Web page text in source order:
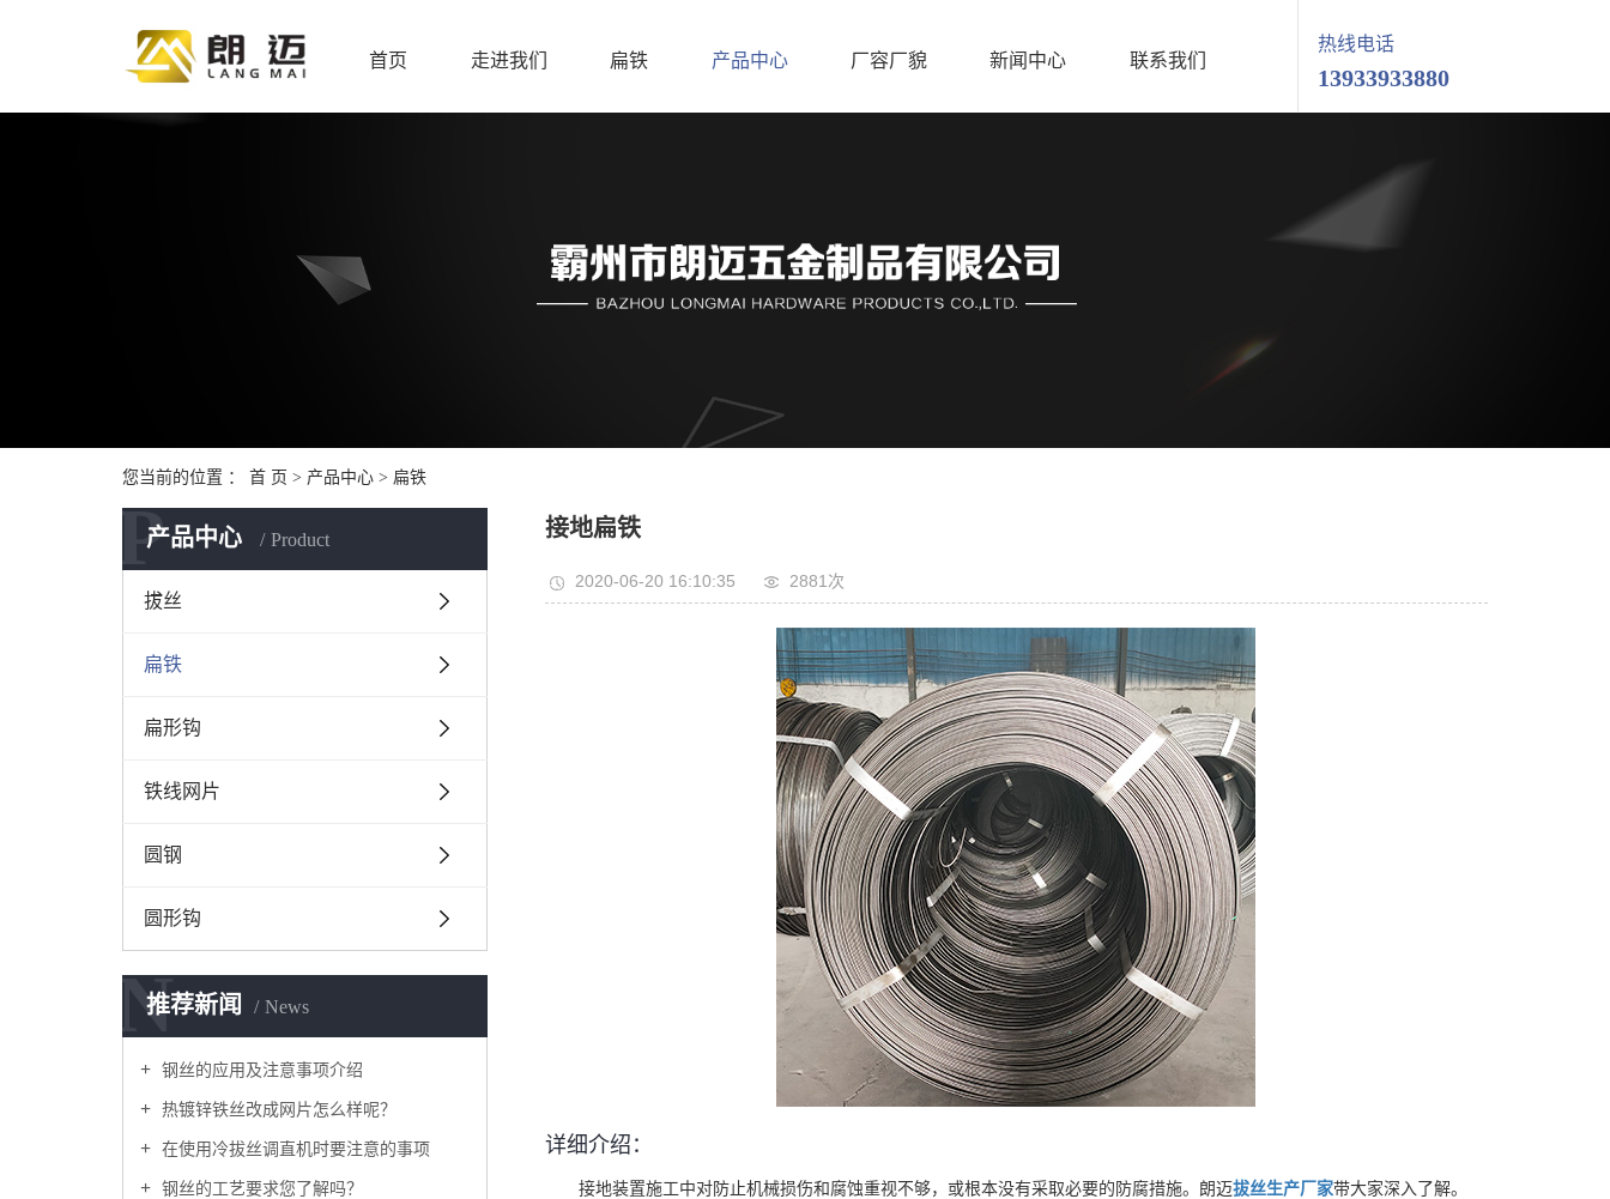
首页 走进我们 扁铁 产品中心 厂容厂貌 新闻中心 联系我们
热线电话
13933933880
您当前的位置 ： 首 页 > 产品中心 > 扁铁
产品中心 Product
P
拔丝
扁铁
扁形钩
铁线网片
圆钢
圆形钩
推荐新闻 News
N
钢丝的应用及注意事项介绍
热镀锌铁丝改成网片怎么样呢？
在使用冷拔丝调直机时要注意的事项
钢丝的工艺要求您了解吗？
接地扁铁
2020-06-20 16:10:35 2881次
详细介绍：
接地装置施工中对防止机械损伤和腐蚀重视不够，或根本没有采取必要的防腐措施。朗迈拔丝生产厂家带大家深入了解。